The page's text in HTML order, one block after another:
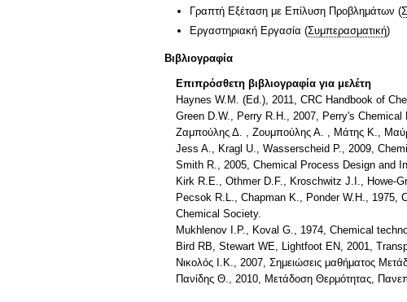
Γραπτή Εξέταση με Επίλυση Προβλημάτων (
Εργαστηριακή Εργασία (Συμπερασματική)
Βιβλιογραφία
Επιπρόσθετη βιβλιογραφία για μελέτη
Haynes W.M. (Ed.), 2011, CRC Handbook of
Green D.W., Perry R.H., 2007, Perry's
Ζαμπούλης Δ. , Ζουμπούλης Α. , Μάτης Κ.,
Jess A., Kragl U., Wasserscheid P., 2009,
Smith R., 2005, Chemical Process Design and
Kirk R.E., Othmer D.F., Kroschwitz J.I., Howe-
Pecsok R.L., Chapman K., Ponder W.H., 1975,
Chemical Society.
Mukhlenov I.P., Koval G., 1974, Chemical
Bird RB, Stewart WE, Lightfoot EN, 2001,
Νικολός Ι.Κ., 2007, Σημειώσεις μαθήματος
Πανίδης Θ., 2010, Μετάδοση Θερμότητας,